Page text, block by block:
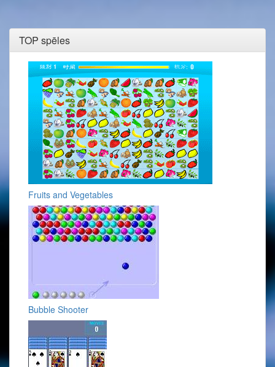
TOP spēles
Fruits and Vegetables
Bubble Shooter